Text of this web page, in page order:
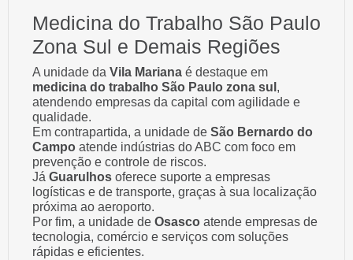
Medicina do Trabalho São Paulo
Zona Sul e Demais Regiões
A unidade da Vila Mariana é destaque em
medicina do trabalho São Paulo zona sul ,
atendendo empresas da capital com agilidade e
qualidade.
Em contrapartida, a unidade de São Bernardo do
Campo atende indústrias do ABC com foco em
prevenção e controle de riscos.
Já Guarulhos oferece suporte a empresas
logísticas e de transporte, graças à sua localização
próxima ao aeroporto.
Por fim, a unidade de Osasco atende empresas de
tecnologia, comércio e serviços com soluções
rápidas e eficientes.